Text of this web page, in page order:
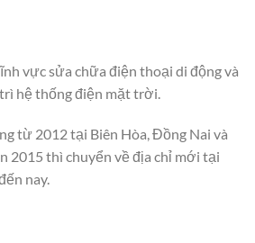
vực sửa chữa điện thoại di động và
hệ thống điện mặt trời.
từ 2012 tại Biên Hòa, Đồng Nai và
2015 thì chuyển về địa chỉ mới tại
nay.